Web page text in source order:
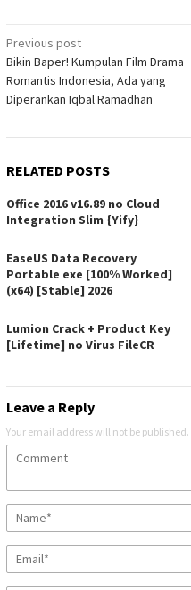
Post
navigation
Previous post
Bikin Baper! Kumpulan Film Drama
Romantis Indonesia, Ada yang
Diperankan Iqbal Ramadhan
RELATED POSTS
Office 2016 v16.89 no Cloud
Integration Slim {Yify}
EaseUS Data Recovery
Portable exe [100% Worked]
(x64) [Stable] 2026
Lumion Crack + Product Key
[Lifetime] no Virus FileCR
Leave a Reply
Your email address will not be published.